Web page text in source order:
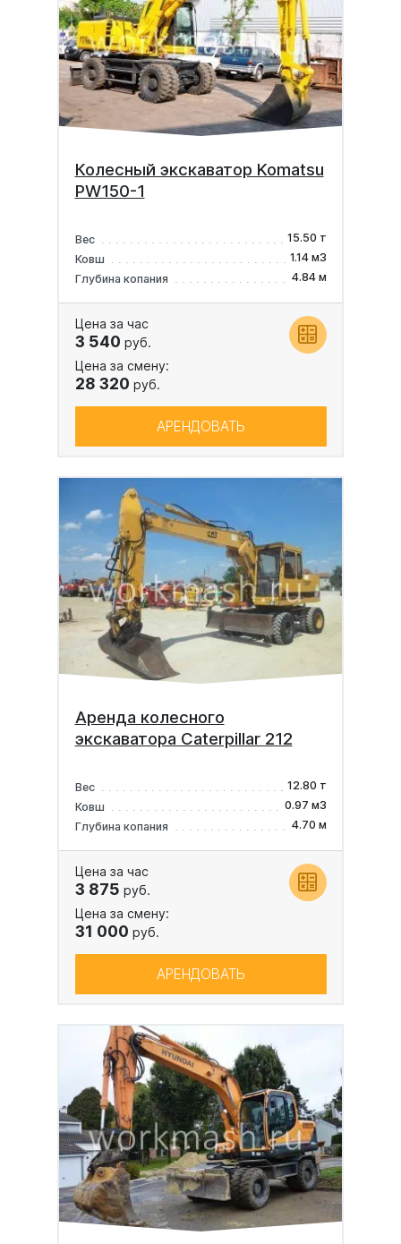
Колесный экскаватор Komatsu
PW150-1
Вес
15.50 т
Ковш
1.14 м3
Глубина копания
4.84 м
Цена за час
3 540 руб.
Цена за смену:
28 320 руб.
АРЕНДОВАТЬ
Аренда колесного
экскаватора Caterpillar 212
Вес
12.80 т
Ковш
0.97 м3
Глубина копания
4.70 м
Цена за час
3 875 руб.
Цена за смену:
31 000 руб.
АРЕНДОВАТЬ